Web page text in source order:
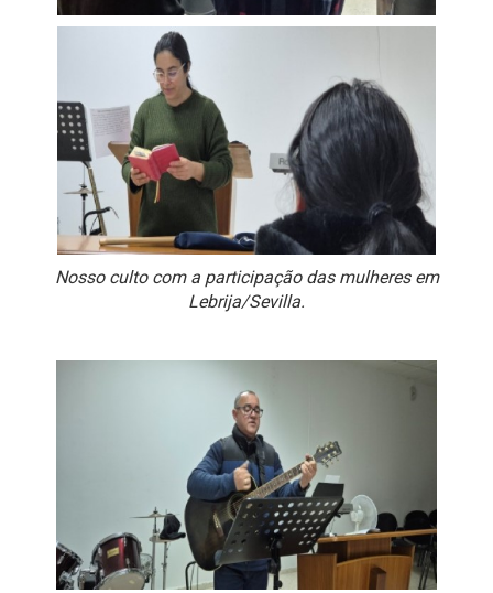
Nosso culto com a participação das mulheres em
Lebrija/Sevilla.